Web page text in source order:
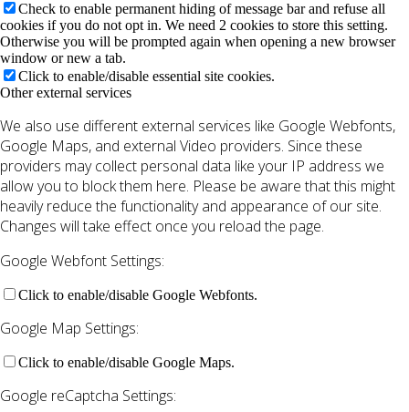
Check to enable permanent hiding of message bar and refuse all
cookies if you do not opt in. We need 2 cookies to store this setting.
Otherwise you will be prompted again when opening a new browser
window or new a tab.
Click to enable/disable essential site cookies.
Other external services
We also use different external services like Google Webfonts,
Google Maps, and external Video providers. Since these
providers may collect personal data like your IP address we
allow you to block them here. Please be aware that this might
heavily reduce the functionality and appearance of our site.
Changes will take effect once you reload the page.
Google Webfont Settings:
Click to enable/disable Google Webfonts.
Google Map Settings:
Click to enable/disable Google Maps.
Google reCaptcha Settings: